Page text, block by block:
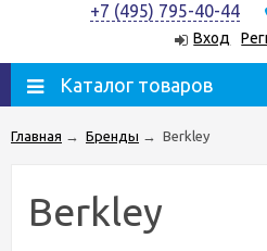
+7 (495) 795-40-44
Вход
Каталог товаров
Главная → Бренды → Berkley
Berkley